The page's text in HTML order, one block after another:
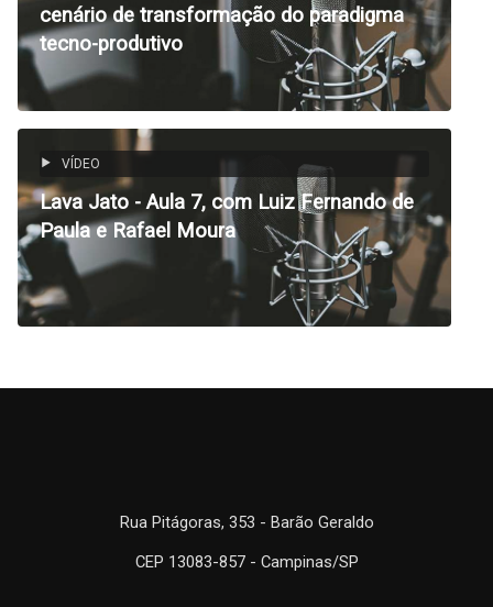
cenário de transformação do paradigma
tecno-produtivo
VÍDEO
Lava Jato - Aula 7, com Luiz Fernando de
Paula e Rafael Moura
Rua Pitágoras, 353 - Barão Geraldo
CEP 13083-857 - Campinas/SP